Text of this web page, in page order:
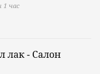
1 час
лак - Салон